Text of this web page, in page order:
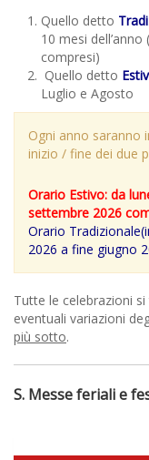
Quello detto
10 mesi
compresi)
Quello detto
Luglio e Agosto
Ogni anno saranno
inizio / fine dei due
Orario Estivo: da
settembre 2026
Orario
2026 a fine giugno
Tutte le celebrazioni
eventuali variazioni
più sotto.
S. Messe feriali e